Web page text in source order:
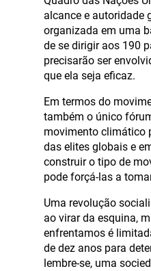
alcance e autoridade
organizada em uma
de se dirigir aos 190
precisarão ser
que ela seja eficaz.
Em termos do
também o único
movimento climático
das elites globais e
construir o tipo de
pode forçá-las a
Uma revolução
ao virar da esquina,
enfrentamos é
de dez anos para
lembre-se, uma